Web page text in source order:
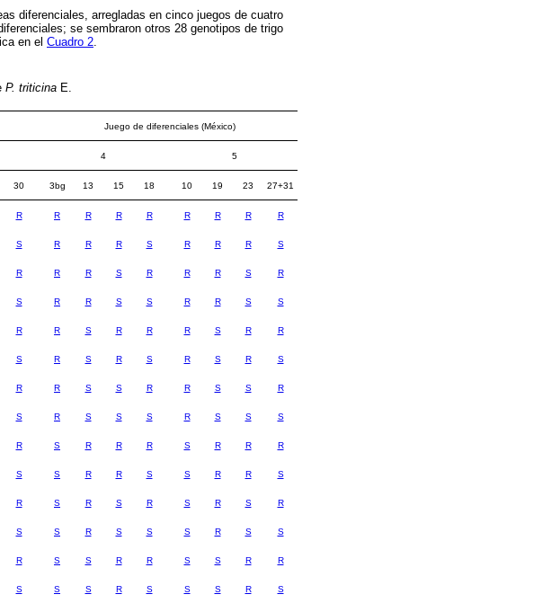
diferenciales, arregladas en cinco juegos de cuatro
se sembraron otros 28 genotipos de trigo
en el Cuadro 2
P. triticina E.
Juego de diferenciales (México)
4 5
30 3bg 13 15 18 10 19 23 27+31
R R R R R R R R R
S R R R S R R R S
R R R S R R R S R
S R R S S R R S S
R R S R R R S R R
S R S R S R S R S
R R S S R R S S R
S R S S S R S S S
R S R R R S R R R
S S R R S S R R S
R S R S R S R S R
S S R S S S R S S
R S S R R S S R R
S S S R S S S R S